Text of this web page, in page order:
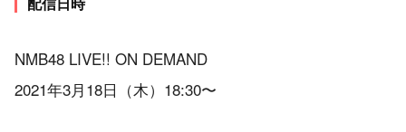
NMB48 LIVE!! ON DEMAND
2021年3月18日（木）18:30〜